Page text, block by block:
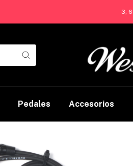
3, 6 Y 12
Pedales Accesorios